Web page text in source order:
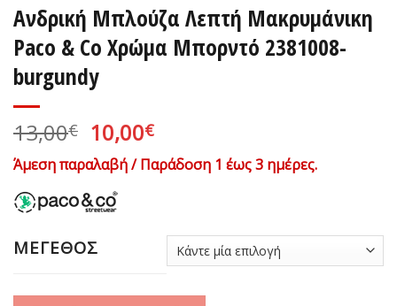
Ανδρική Μπλούζα Λεπτή Μακρυμάνικη
Paco & Co Χρώμα Μπορντό 2381008-
burgundy
13,00€ Original
price
was:
13,00€.
10,00€Η
τρέχουσα
τιμή
Άμεση παραλαβή / Παράδοση 1 έως 3 ημέρες.
ΜΕΓΕΘΟΣ